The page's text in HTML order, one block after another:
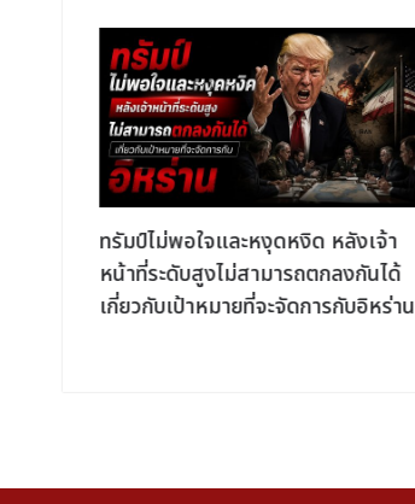
ทรัมป์ไม่พอใจและหงุดหงิด หลังเจ้า
หน้าที่ระดับสูงไม่สามารถตกลงกันได้
เกี่ยวกับเป้าหมายที่จะจัดการกับอิหร่าน